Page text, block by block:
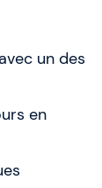
un des
en